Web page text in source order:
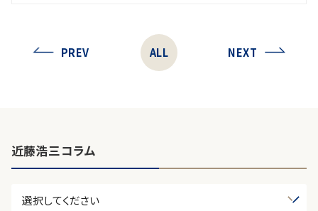
PREV ALL NEXT
近藤浩三コラム